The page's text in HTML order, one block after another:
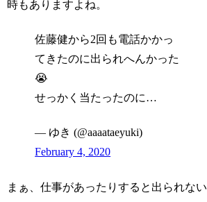
時もありますよね。
佐藤健から2回も電話かかっ
てきたのに出られへんかった
😭
せっかく当たったのに…
— ゆき (@aaaataeyuki)
February 4, 2020
まぁ、仕事があったりすると出られない